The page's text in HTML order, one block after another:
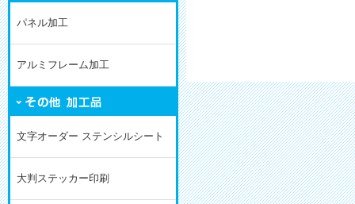
パネル加工
アルミフレーム加工
文字オーダー ステンシルシート
大判ステッカー印刷